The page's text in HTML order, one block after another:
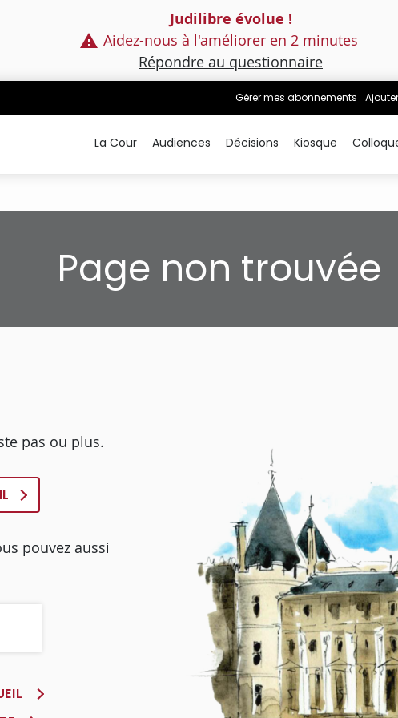
Judilibre évolue !
Aidez-nous à l'améliorer en 2 minutes
Répondre au questionnaire
Gérer mes abonnements
La Cour Audiences Décisions Kiosque
Page non trouvée
pas ou plus.
pouvez aussi